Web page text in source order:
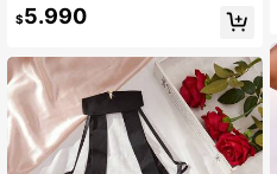
y para mujer, para salir
$5.990